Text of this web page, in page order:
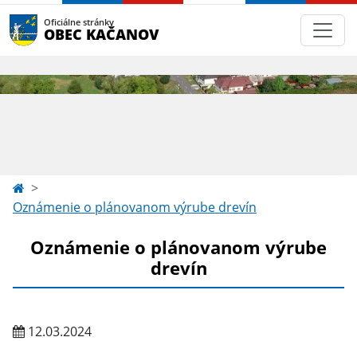
Oficiálne stránky
OBEC KAČANOV
Oznámenie o plánovanom výrube drevín
Oznámenie o plánovanom výrube
drevín
12.03.2024